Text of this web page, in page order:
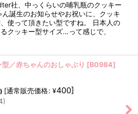
社、中っくらいの哺乳瓶のクッキー
ん誕生のお知らせやお祝いに、クッキ
使って頂きたい型ですね。 日本人の
クッキー型サイズ…って感じで、
型／赤ちゃんのおしゃぶり [B0984]
[通常販売価格: ¥400]
)